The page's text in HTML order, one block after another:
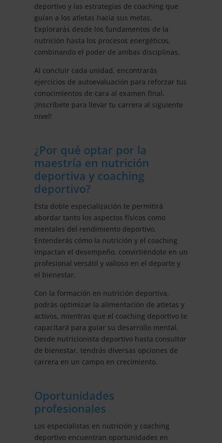
deportivo y las estrategias de coaching que
guían a los atletas hacia sus metas.
Explorarás desde los fundamentos de la
nutrición hasta los procesos energéticos,
combinando el poder de ambas disciplinas.
Al concluir cada unidad, encontrarás
ejercicios de autoevaluación para reforzar tus
conocimientos de cara al examen final.
¡Inscríbete para llevar tu carrera al siguiente
nivel!
¿Por qué optar por la
maestría en nutrición
deportiva y coaching
deportivo?
Esta doble especialización te permitirá
abordar tanto los aspectos físicos como
mentales del rendimiento deportivo.
Entenderás cómo la nutrición y el coaching
impactan el desempeño, convirtiéndote en un
profesional versátil y valioso en el deporte y
el bienestar.
Con la formación en nutrición deportiva,
podrás optimizar la alimentación de atletas y
activos, mientras que el coaching deportivo te
capacitará para guiar su desarrollo mental.
Desde nutricionista deportivo hasta consultor
de bienestar, tendrás diversas opciones de
carrera en un campo en crecimiento.
Oportunidades
profesionales
Los especialistas en nutrición y coaching
deportivo encuentran oportunidades en